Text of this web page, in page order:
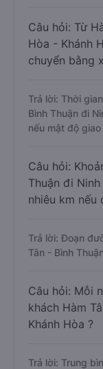
Câu hỏi: Từ
Hòa - Khánh
chuyển bằng
Trả lời: Thời
Bình Thuận đi
nếu mật độ
Câu hỏi:
Thuận đi
nhiêu km nếu
Trả lời: Đoạn
Tân - Bình
Câu hỏi: Mỗi
khách Hàm
Khánh Hòa ?
Trả lời: Trung